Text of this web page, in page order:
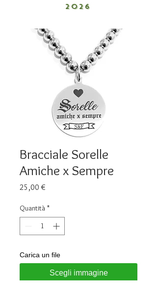
2026
Bracciale Sorelle
Amiche x Sempre
25,00 €
Quantità *
Carica un file
Scegli immagine